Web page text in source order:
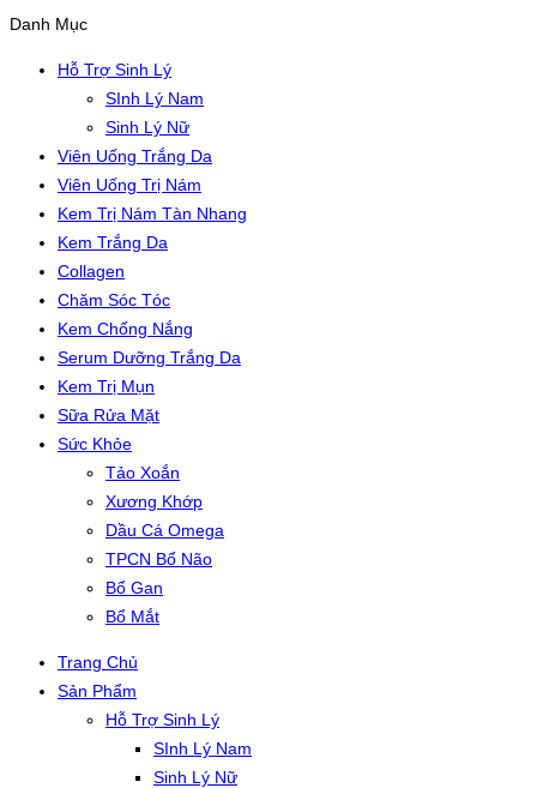
Danh Mục
Hỗ Trợ Sinh Lý
SInh Lý Nam
Sinh Lý Nữ
Viên Uống Trắng Da
Viên Uống Trị Nám
Kem Trị Nám Tàn Nhang
Kem Trắng Da
Collagen
Chăm Sóc Tóc
Kem Chống Nắng
Serum Dưỡng Trắng Da
Kem Trị Mụn
Sữa Rửa Mặt
Sức Khỏe
Tảo Xoắn
Xương Khớp
Dầu Cá Omega
TPCN Bổ Não
Bổ Gan
Bổ Mắt
Trang Chủ
Sản Phẩm
Hỗ Trợ Sinh Lý
SInh Lý Nam
Sinh Lý Nữ